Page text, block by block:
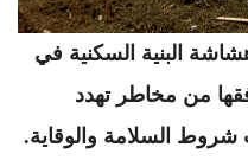
البنية السكنية في
من مخاطر تهدد
شروط السلامة والوقاية.